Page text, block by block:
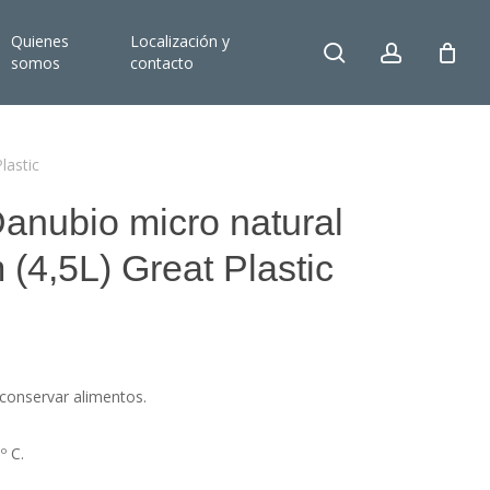
Quienes
somos
Localización y
contacto
search account
micro natural
Great Plastic
alimentos.
C.